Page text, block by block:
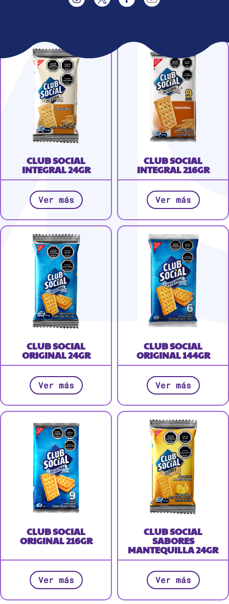
CLUB SOCIAL
INTEGRAL 24GR
Ver más
CLUB SOCIAL
INTEGRAL 216GR
Ver más
CLUB SOCIAL
ORIGINAL 24GR
Ver más
CLUB SOCIAL
ORIGINAL 144GR
Ver más
CLUB SOCIAL
ORIGINAL 216GR
Ver más
CLUB SOCIAL
SABORES
MANTEQUILLA 24GR
Ver más